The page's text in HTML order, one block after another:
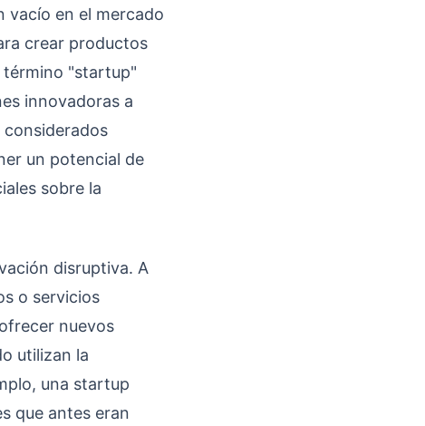
vacío en el mercado
crear productos
término "startup"
innovadoras a
un potencial de
sobre la
disruptiva. A
o servicios
nuevos
utilizan la
una startup
que antes eran